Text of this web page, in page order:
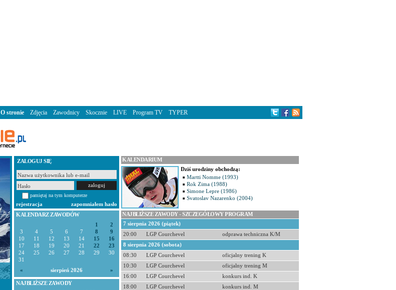
ZALOGUJ SIĘ
pamiętaj na tym komputerze
rejestracja
zapomniałem hasło
KALENDARZ ZAWODÓW
1
2
3
4 5 6 7 8
9
10
11 12 13 14 15
16
17
18 19 20 21 22
23
24
25 26 27 28 29
30
31
«
sierpień 2026 »
NAJBLIŻSZE ZAWODY
KALENDARIUM
Dziś urodziny obchodzą:
Martti Nomme (1993)
Rok Zima (1988)
Simone Lepre (1986)
Svatoslav Nazarenko (2004)
NAJBLIŻSZE ZAWODY - SZCZEGÓŁOWY PROGRAM
7 sierpnia 2026 (piątek)
20:00
LGP Courchevel
odprawa techniczna K/M
8 sierpnia 2026 (sobota)
08:30
LGP Courchevel
oficjalny trening K
10:30
LGP Courchevel
oficjalny trening M
16:00
LGP Courchevel
konkurs ind. K
18:00
LGP Courchevel
konkurs ind. M
O stronie Zdjęcia Zawodnicy Skocznie LIVE Program TV TYPER